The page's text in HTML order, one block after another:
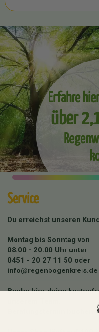
Erfahre
über
Service
Du erreichst unseren
Montag bis Sonntag von
08:00 - 20:00 Uhr unter
0451 - 20 27 11 50 oder
info@regenbogenkreis.de
Buche hier deine